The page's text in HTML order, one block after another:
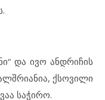
და ივო ანდრიჩის
ქსოვილი
საჭირო.